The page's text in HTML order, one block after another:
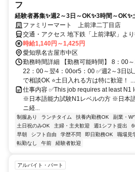
フ
経験者募集✨週2～3日～OK✨3時間～OK✨
ファミリーマート 上前津二丁目店
交通・アクセス 地下鉄「上前津駅」よ
時給1,140円～1,425円
愛知県名古屋市中区
勤務時間詳細 【勤務可能時間】 8：00
22：00～翌4：00or5：00 ✅週2～3日以
で相談OK ⭐土日入れる方は特に歓迎！ ...
仕事内容 ✅This job requires at least N1
※日本語能力試験N1レベルの方 ※日本
ニ経...
制服あり ランチタイム 扶養内勤務OK 副業・W
土日祝のみOK
主婦・主夫歓迎 週1シフト提出
早朝
シフト自由 学歴不問 即日勤務OK 職場見
転勤なし
午前 経験者歓迎
アルバイト・パート